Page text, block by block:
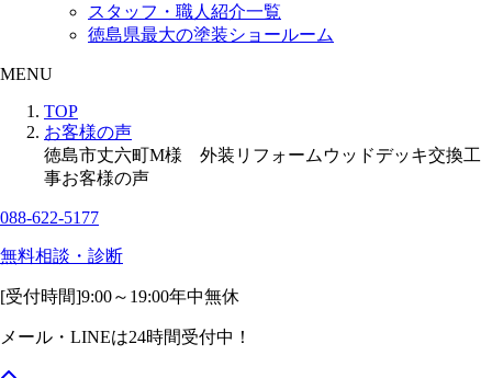
スタッフ・職人紹介一覧
徳島県最大の塗装ショールーム
MENU
TOP
お客様の声
徳島市丈六町M様 外装リフォームウッドデッキ交換工
事お客様の声
088-622-5177
無料相談・診断
[受付時間]9:00～19:00年中無休
メール・LINEは24時間受付中！